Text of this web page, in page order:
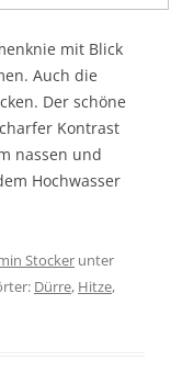
mit Blick
Auch die
Der schöne
Kontrast
nassen und
Hochwasser
Stocker unter
Dürre, Hitze,